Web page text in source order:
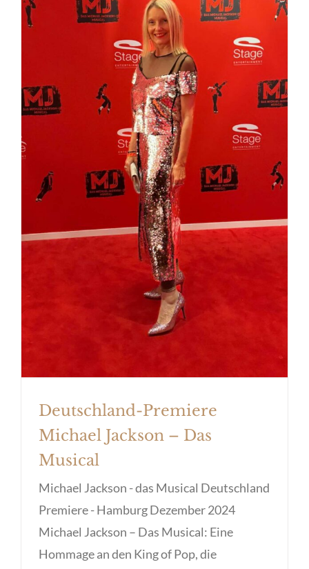
Deutschland-Premiere Michael
Jackson – Das Musical
Deutschland-Premiere
Michael Jackson – Das
Musical
Michael Jackson - das Musical Deutschland
Premiere - Hamburg Dezember 2024
Michael Jackson – Das Musical: Eine
Hommage an den King of Pop, die